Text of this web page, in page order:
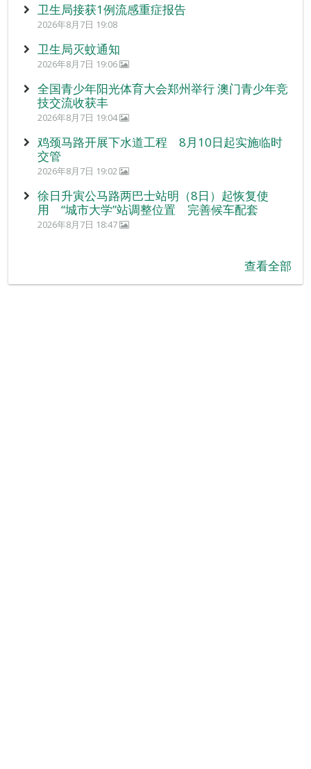
卫生局接获1例流感重症报告
2026年8月7日 19:08
卫生局灭蚊通知
2026年8月7日 19:06
全国青少年阳光体育大会郑州举行 澳门青少年竞
技交流收获丰
2026年8月7日 19:04
鸡颈马路开展下水道工程 8月10日起实施临时
交管
2026年8月7日 19:02
徐日升寅公马路两巴士站明（8日）起恢复使
用 “城市大学”站调整位置 完善候车配套
2026年8月7日 18:47
查看全部